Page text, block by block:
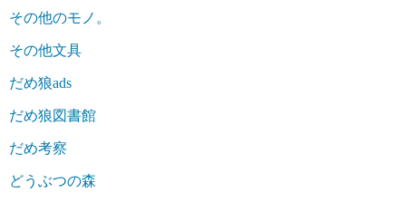
その他のモノ。
その他文具
だめ狼ads
だめ狼図書館
だめ考察
どうぶつの森